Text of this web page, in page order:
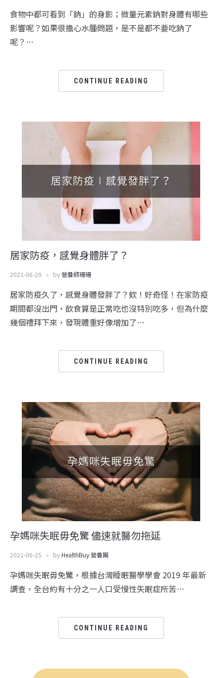
食物中都可看到「鈉」的身影；微量元素鈉對身體有哪些
影響呢？如果很擔心水腫問題，是不是都不要吃鈉了
呢？…
CONTINUE READING
居家防疫，感覺身體胖了？
2021-06-29 by營養師珊珊
居家防疫久了，感覺身體發胖了？欸！好奇怪！在家防疫
期間都沒出門，飲食算是正常吃也沒特別吃多，但為什麼
幾個禮拜下來，發現體重好像增加了…
CONTINUE READING
孕媽咪失眠毋免驚 儘速就醫勿拖延
2021-06-25 byHealthBuy 營養團
孕媽咪失眠毋免驚，根據台灣睡眠醫學學會 2019 年最新
調查，全台約有十分之一人口受慢性失眠症所苦…
CONTINUE READING